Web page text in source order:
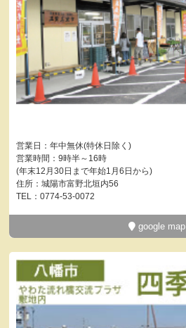
営業日：年中無休(特休日除く)
営業時間：9時半～16時
(年末12月30日まで年始1月6日から)
住所：城陽市富野北垣内56
TEL：0774-53-0072
google map